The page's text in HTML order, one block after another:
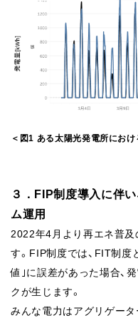
＜図1 ある太陽光発電所にお
３．FIP制度導入に伴
ム運用
2022年4月より再エネ普
す。FIP制度では、FIT制度
値｣に誤差があった場合、
クが生じます。
みんな電力はアグリゲータ